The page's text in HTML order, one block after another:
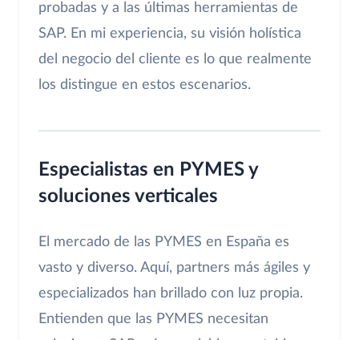
probadas y a las últimas herramientas de
SAP. En mi experiencia, su visión holística
del negocio del cliente es lo que realmente
los distingue en estos escenarios.
Especialistas en PYMES y
soluciones verticales
El mercado de las PYMES en España es
vasto y diverso. Aquí, partners más ágiles y
especializados han brillado con luz propia.
Entienden que las PYMES necesitan